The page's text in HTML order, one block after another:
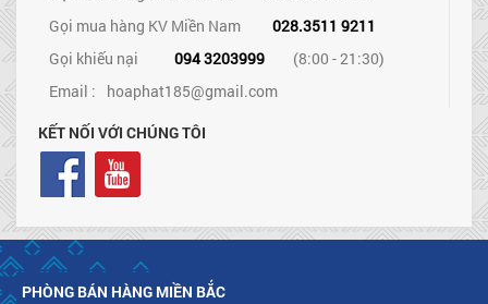
Gọi mua hàng KV Miền Nam
028.3511 9211
Gọi khiếu nại
094 3203999
(8:00 - 21:30)
Email : hoaphat185@gmail.com
KẾT NỐI VỚI CHÚNG TÔI
PHÒNG BÁN HÀNG MIỀN BẮC